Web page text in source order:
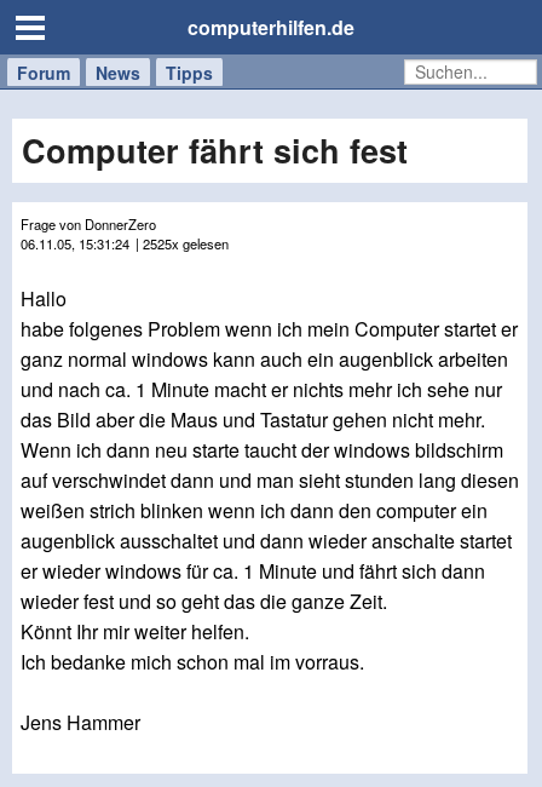
computerhilfen.de
Forum News Tipps
Handy
Tablet
Windows
Mac
Computer fährt sich fest
Frage von DonnerZero
06.11.05, 15:31:24 | 2525x gelesen
Hallo
habe folgenes Problem wenn ich mein Computer startet er
ganz normal windows kann auch ein augenblick arbeiten
und nach ca. 1 Minute macht er nichts mehr ich sehe nur
das Bild aber die Maus und Tastatur gehen nicht mehr.
Wenn ich dann neu starte taucht der windows bildschirm
auf verschwindet dann und man sieht stunden lang diesen
weißen strich blinken wenn ich dann den computer ein
augenblick ausschaltet und dann wieder anschalte startet
er wieder windows für ca. 1 Minute und fährt sich dann
wieder fest und so geht das die ganze Zeit.
Könnt Ihr mir weiter helfen.
Ich bedanke mich schon mal im vorraus.
Jens Hammer